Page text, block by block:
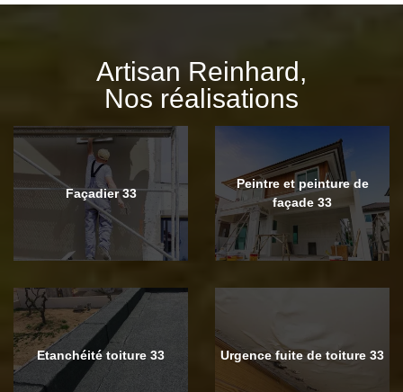
Artisan Reinhard,
Nos réalisations
Façadier 33
Peintre et peinture de
façade 33
Etanchéité toiture 33 Urgence fuite de toiture 33